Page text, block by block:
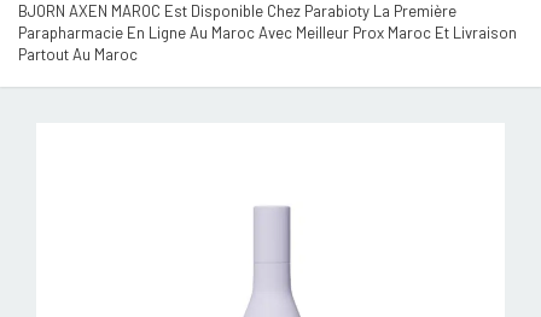
BJORN AXEN MAROC Est Disponible Chez Parabioty La Première
Parapharmacie En Ligne Au Maroc Avec Meilleur Prox Maroc Et Livraison
Partout Au Maroc